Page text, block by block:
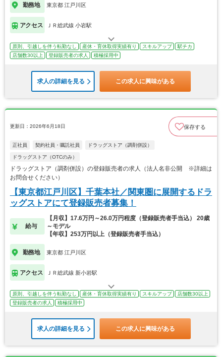
勤務地 東京都 江戸川区
アクセス ＪＲ総武線 小岩駅
原則、引越しを伴う転勤なし 産休・育休取得実績有り スキルアップ
駅チカ
店舗数30以上
登録販売者の求人 積極採用中
求人の詳細を見る この求人に興味がある
更新日：2026年6月18日 保存する
正社員 契約社員・嘱託社員 ドラッグストア（調剤併設）
ドラッグストア（OTCのみ）
ドラッグストア（調剤併設）の登録販売者の求人（法人名非公開 ※詳細は
お問合せください）
【東京都江戸川区】千葉本社／関東圏に展開するドラ
ッグストアにて登録販売者募集！
給与
【月収】17.6万円～26.0万円程度（登録販売者手当込） 20歳
～モデル
【年収】253万円以上（登録販売者手当込）
勤務地 東京都 江戸川区
アクセス ＪＲ総武線 新小岩駅
原則、引越しを伴う転勤なし 産休・育休取得実績有り スキルアップ
店舗数30以上
登録販売者の求人
積極採用中
求人の詳細を見る この求人に興味がある